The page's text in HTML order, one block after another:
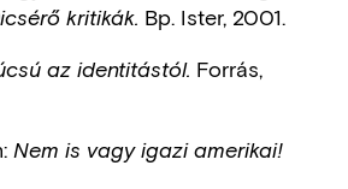
kritikák. Bp. Ister, 2001.
az identitástól. Forrás,
Nem is vagy igazi amerikai!